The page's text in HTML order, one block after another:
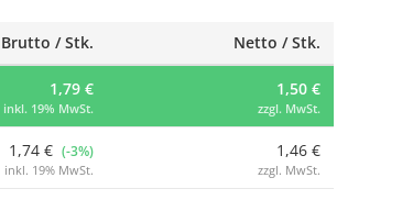
Brutto / Stk. Netto / Stk.
1,79 €
inkl. 19% MwSt.
1,50 €
zzgl. MwSt.
1,74 € (-3%)
inkl. 19% MwSt.
1,46 €
zzgl. MwSt.